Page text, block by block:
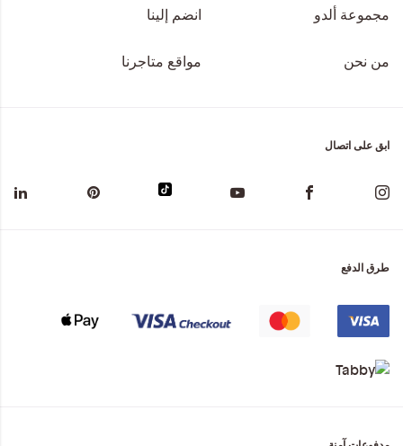
مجموعة ألدو انضم إلينا
من نحن مواقع متاجرنا
ابق على اتصال
طرق الدفع